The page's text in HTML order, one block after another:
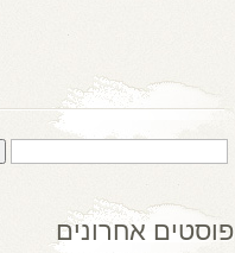
פוסטים אחרונים